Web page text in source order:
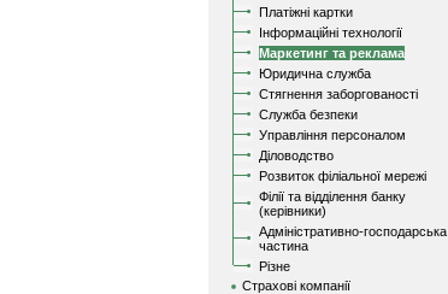
Платіжні картки
Інформаційні технології
Маркетинг та реклама
Юридична служба
Стягнення заборгованості
Служба безпеки
Управління персоналом
Діловодство
Розвиток філіальної мережі
Філії та відділення банку
(керівники)
Адміністративно-господарська
частина
Різне
Страхові компанії